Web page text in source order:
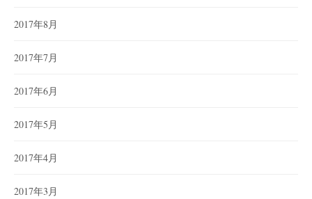
2017年8月
2017年7月
2017年6月
2017年5月
2017年4月
2017年3月